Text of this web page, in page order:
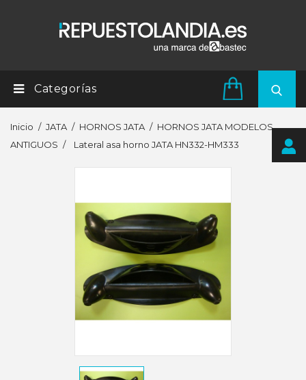
Categorías
Inicio JATA HORNOS JATA
HORNOS JATA MODELOS
ANTIGUOS
Lateral asa horno JATA HN332-HM333